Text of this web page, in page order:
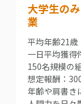
⼤学⽣の
業
平均年齢21歳
⼀⽇平均獲得
150名規模の
想定報酬：
年齢や肩書き